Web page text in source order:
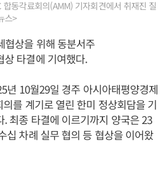
동각료회의(AMM) 기자회견에서 취재진 질
스>
상을 위해 동분서주
상 타결에 기여했다.
년 10월29일 경주 아시아태평양경제
의를 계기로 열린 한미 정상회담을 기
. 최종 타결에 이르기까지 양국은 23
십 차례 실무 협의 등 협상을 이어왔